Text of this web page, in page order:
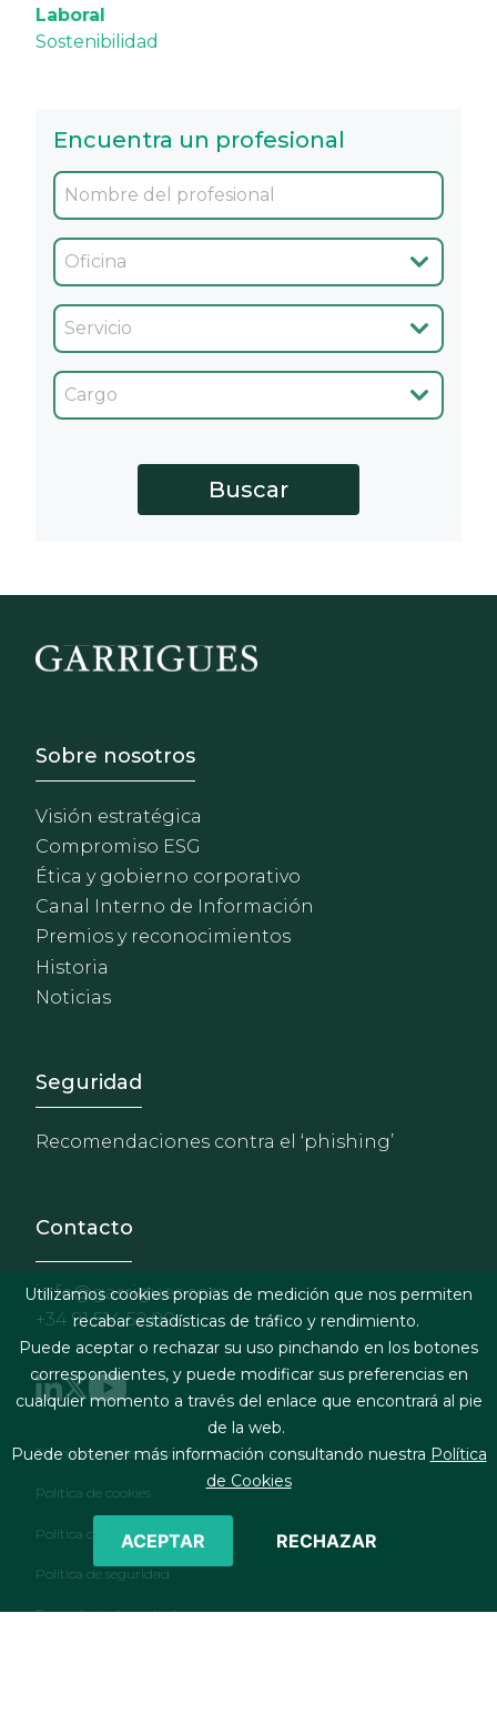
Laboral
Sostenibilidad
Encuentra un profesional
Oficina
Servicio
Cargo
Footer - Sobre Nosotros
Sobre nosotros
Visión estratégica
Compromiso ESG
Ética y gobierno corporativo
Canal Interno de Información
Premios y reconocimientos
Historia
Noticias
Footer - Extranet y
Seguridad
Recomendaciones contra el ‘phishing’
Contacto
info@garrigues.com
+34 91 514 52 00
Footer menu
Términos legales y condiciones de contratación
Política de cookies
Política de privacidad
Política de seguridad
Formulario de contacto
Utilizamos cookies propias de medición que nos permiten
recabar estadísticas de tráfico y rendimiento.
Puede aceptar o rechazar su uso pinchando en los botones
correspondientes, y puede modificar sus preferencias en
cualquier momento a través del enlace que encontrará al pie
de la web.
Puede obtener más información consultando nuestra Política
de Cookies
ACEPTAR RECHAZAR